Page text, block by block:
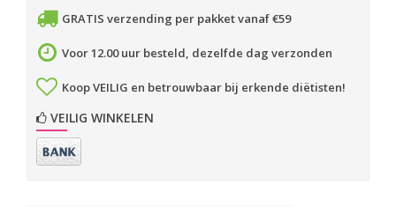
GRATIS verzending per pakket vanaf €59
Voor 12.00 uur besteld, dezelfde dag verzonden
Koop VEILIG en betrouwbaar bij erkende diëtisten!
VEILIG WINKELEN